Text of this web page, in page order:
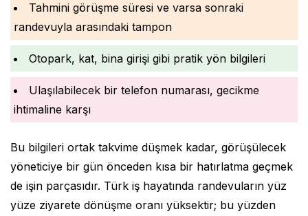
Tahmini görüşme süresi ve varsa sonraki
randevuyla arasındaki tampon
Otopark, kat, bina girişi gibi pratik yön bilgileri
Ulaşılabilecek bir telefon numarası, gecikme
ihtimaline karşı
Bu bilgileri ortak takvime düşmek kadar, görüşülecek
yöneticiye bir gün önceden kısa bir hatırlatma geçmek
de işin parçasıdır. Türk iş hayatında randevuların yüz
yüze ziyarete dönüşme oranı yüksektir; bu yüzden